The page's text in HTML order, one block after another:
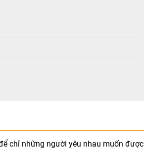
chỉ những người yêu nhau muốn được